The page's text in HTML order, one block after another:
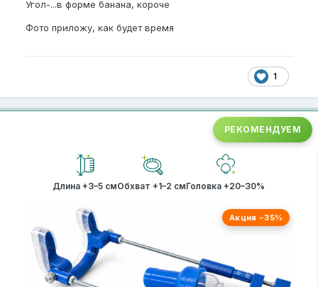
Угол-...в форме банана, короче
Фото приложу, как будет время
1
РЕКОМЕНДУЕМ
Длина +3–5 смОбхват +1–2 смГоловка +20–30%
Акция −35%